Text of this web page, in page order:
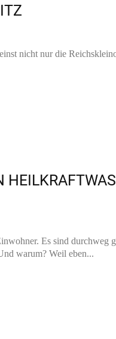
nicht nur die
Es sind durchweg
warum? Weil eben...